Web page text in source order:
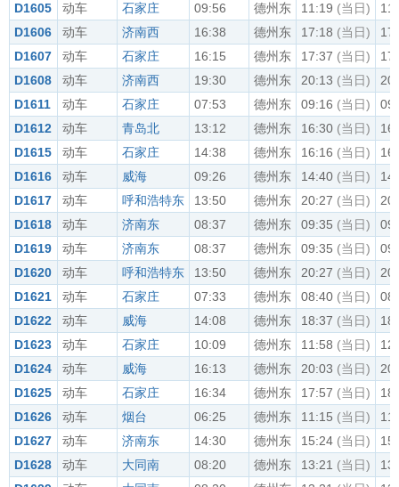
D1605
动车 石家庄 09:56 德州东 11:19 (当日)
D1606
动车 济南西 16:38 德州东 17:18 (当日)
D1607
动车 石家庄 16:15 德州东 17:37 (当日)
D1608
动车 济南西 19:30 德州东 20:13 (当日)
D1611
动车 石家庄 07:53 德州东 09:16 (当日)
D1612
动车 青岛北 13:12 德州东 16:30 (当日)
D1615
动车 石家庄 14:38 德州东 16:16 (当日)
D1616
动车 威海 09:26 德州东 14:40 (当日)
D1617
动车 呼和浩特东 13:50 德州东 20:27 (当日)
D1618
动车 济南东 08:37 德州东 09:35 (当日)
D1619
动车 济南东 08:37 德州东 09:35 (当日)
D1620
动车 呼和浩特东 13:50 德州东 20:27 (当日)
D1621
动车 石家庄 07:33 德州东 08:40 (当日)
D1622
动车 威海 14:08 德州东 18:37 (当日)
D1623
动车 石家庄 10:09 德州东 11:58 (当日)
D1624
动车 威海 16:13 德州东 20:03 (当日)
D1625
动车 石家庄 16:34 德州东 17:57 (当日)
D1626
动车 烟台 06:25 德州东 11:15 (当日)
D1627
动车 济南东 14:30 德州东 15:24 (当日)
D1628
动车 大同南 08:20 德州东 13:21 (当日)